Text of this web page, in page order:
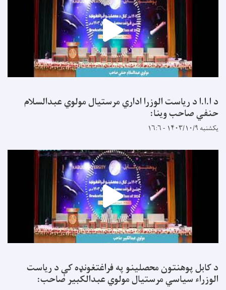
د ا.ا.ا د ریاست الوزرا اداري مرستیال مولوي عبدالسلام
حنفي صاحب وینا:
یکشنبه ۱۴۰۳/۱۰/۹ - ۱۶:۶
د کابل پوهنتون محصلینو په فراغتغونډه کې د ریاست
الوزراء سیاسي مرستیال مولوي عبدالکبیر صاحب: